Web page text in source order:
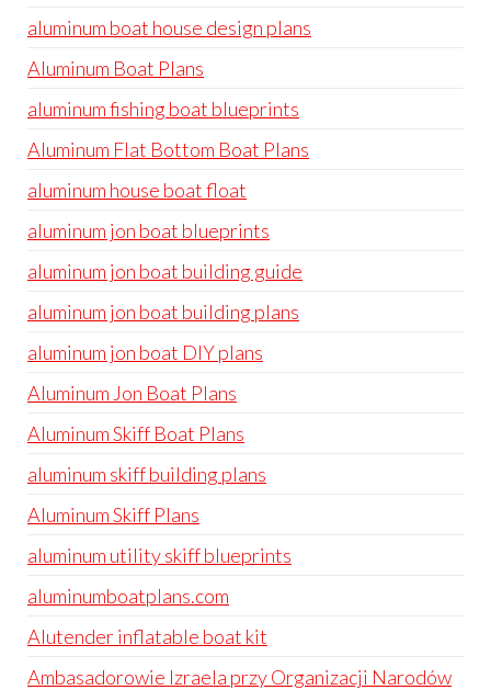
aluminum boat house design plans
Aluminum Boat Plans
aluminum fishing boat blueprints
Aluminum Flat Bottom Boat Plans
aluminum house boat float
aluminum jon boat blueprints
aluminum jon boat building guide
aluminum jon boat building plans
aluminum jon boat DIY plans
Aluminum Jon Boat Plans
Aluminum Skiff Boat Plans
aluminum skiff building plans
Aluminum Skiff Plans
aluminum utility skiff blueprints
aluminumboatplans.com
Alutender inflatable boat kit
Ambasadorowie Izraela przy Organizacji Narodów